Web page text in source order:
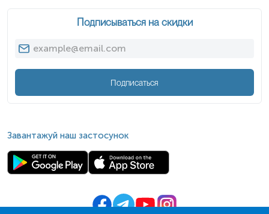
Подписываться на скидки
Подписаться
Завантажуй наш застосунок